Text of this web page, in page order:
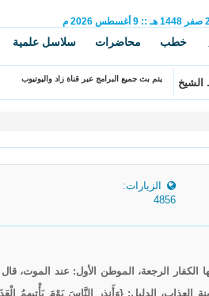
صفر 1448 هـ ::
9 أغسطس 2026 م
خطب محاضرات سلاسل علمية
الشيخ يتم بث جميع البرامج عبر قناة زاد واليوتيوب
الزيارات:
4856
الرجعة، الموطن الأول: عند الموت،
العذاب، الدليل: {وَأَنذِرِ النَّاسَ يَوْمَ يَأْتِيهِمُ